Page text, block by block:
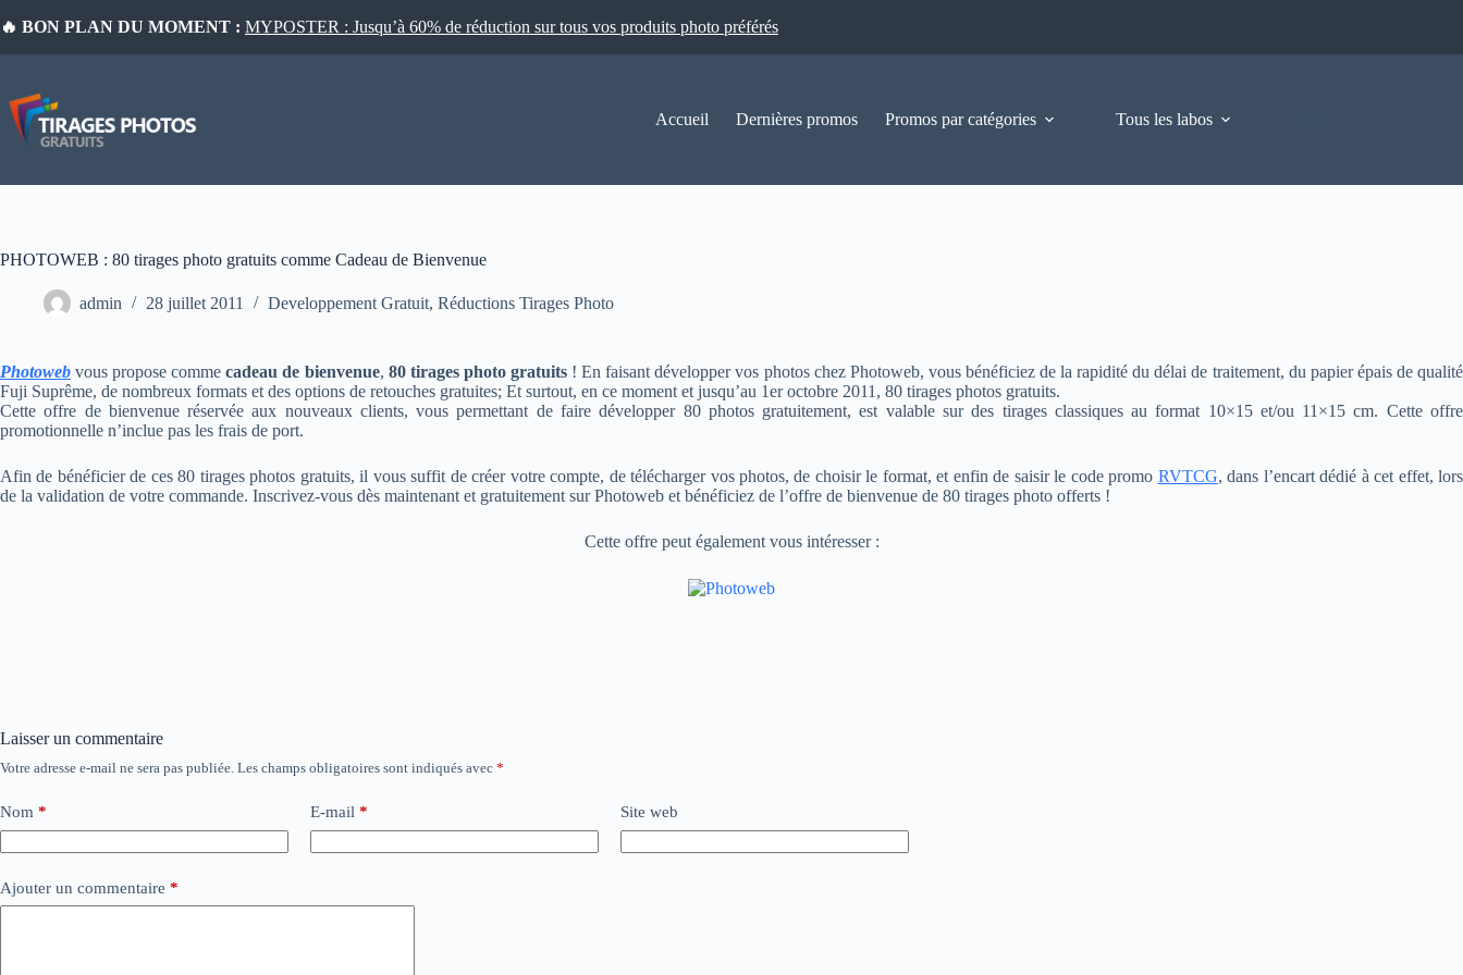
au
🔥 BON PLAN DU MOMENT : MYPOSTER : Jusqu’à 60% de réduction sur tous vos produits photo préférés
Accueil Dernières promos Promos par catégories Tous les labos
PHOTOWEB : 80 tirages photo gratuits comme Cadeau de Bienvenue
admin 28 juillet 2011 Developpement Gratuit, Réductions Tirages Photo
Photoweb vous propose commecadeau de bienvenue, 80 tirages photo gratuits! En faisant développer vos photos chez Photoweb, vous bénéficiez de la rapidité du délai de traitement, du papier épais de qualité
Fuji Suprême, de nombreux formats et des options de retouches gratuites; Et surtout, en ce moment et jusqu’au 1er octobre 2011, 80 tirages photos gratuits.
Cette offre de bienvenue réservée aux nouveaux clients, vous permettant de faire développer 80 photos gratuitement, est valable sur des tirages classiques au format 10×15 et/ou 11×15 cm. Cette offre
promotionnelle n’inclue pas les frais de port.
Afin de bénéficier de ces 80 tirages photos gratuits, il vous suffit de créer votre compte, de télécharger vos photos, de choisir le format, et enfin de saisir le code promo RVTCG, dans l’encart dédié à cet effet, lors
de la validation de votre commande. Inscrivez-vous dès maintenant et gratuitement sur Photoweb et bénéficiez de l’offre de bienvenue de 80 tirages photo offerts !
Cette offre peut également vous intéresser :
Laisser un commentaire
Votre adresse e-mail ne sera pas publiée. Les champs obligatoires sont indiqués avec *
Nom * E-mail * Site web
Ajouter un commentaire *